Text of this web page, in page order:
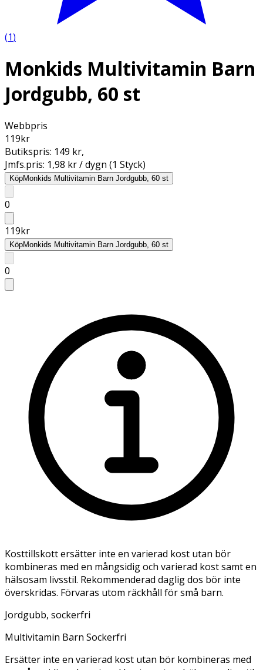
(1)
Monkids Multivitamin Barn
Jordgubb, 60 st
Webbpris
119kr
Butikspris: 149 kr,
Jmfs.pris: 1,98 kr / dygn (1 Styck)
KöpMonkids Multivitamin Barn Jordgubb, 60 st
0
119kr
KöpMonkids Multivitamin Barn Jordgubb, 60 st
0
Kosttillskott ersätter inte en varierad kost utan bör
kombineras med en mångsidig och varierad kost samt en
hälsosam livsstil. Rekommenderad daglig dos bör inte
överskridas. Förvaras utom räckhåll för små barn.
Jordgubb, sockerfri
Multivitamin Barn Sockerfri
Ersätter inte en varierad kost utan bör kombineras med